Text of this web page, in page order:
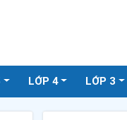
LỚP 4 LỚP 3